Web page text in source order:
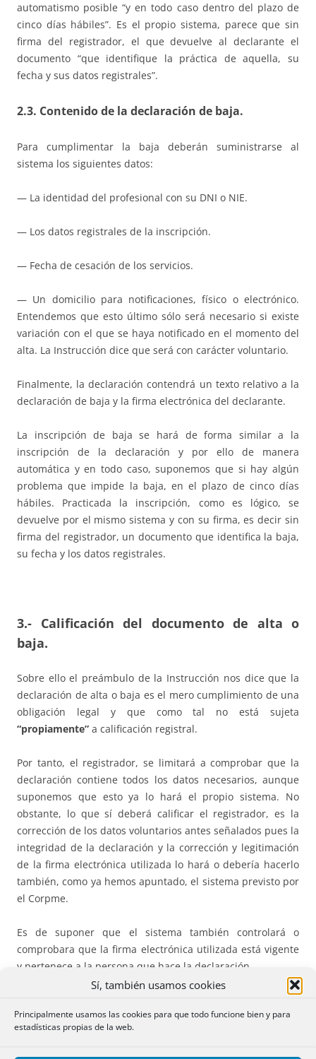
Sí, también usamos cookies
Principalmente usamos las cookies para que todo funcione bien y para
estadísticas propias de la web.
automatismo posible “y en todo caso dentro del plazo de
cinco días hábiles”. Es el propio sistema, parece que sin
firma del registrador, el que devuelve al declarante el
documento “que identifique la práctica de aquella, su
fecha y sus datos registrales”.
2.3. Contenido de la declaración de baja.
Para cumplimentar la baja deberán suministrarse al
sistema los siguientes datos:
— La identidad del profesional con su DNI o NIE.
— Los datos registrales de la inscripción.
— Fecha de cesación de los servicios.
— Un domicilio para notificaciones, físico o electrónico.
Entendemos que esto último sólo será necesario si existe
variación con el que se haya notificado en el momento del
alta. La Instrucción dice que será con carácter voluntario.
Finalmente, la declaración contendrá un texto relativo a la
declaración de baja y la firma electrónica del declarante.
La inscripción de baja se hará de forma similar a la
inscripción de la declaración y por ello de manera
automática y en todo caso, suponemos que si hay algún
problema que impide la baja, en el plazo de cinco días
hábiles. Practicada la inscripción, como es lógico, se
devuelve por el mismo sistema y con su firma, es decir sin
firma del registrador, un documento que identifica la baja,
su fecha y los datos registrales.
3.- Calificación del documento de alta o
baja.
Sobre ello el preámbulo de la Instrucción nos dice que la
declaración de alta o baja es el mero cumplimiento de una
obligación legal y que como tal no está sujeta
“propiamente” a calificación registral.
Por tanto, el registrador, se limitará a comprobar que la
declaración contiene todos los datos necesarios, aunque
suponemos que esto ya lo hará el propio sistema. No
obstante, lo que sí deberá calificar el registrador, es la
corrección de los datos voluntarios antes señalados pues la
integridad de la declaración y la corrección y legitimación
de la firma electrónica utilizada lo hará o debería hacerlo
también, como ya hemos apuntado, el sistema previsto por
el Corpme.
Es de suponer que el sistema también controlará o
comprobara que la firma electrónica utilizada está vigente
y pertenece a la persona que hace la declaración.
4.- Plazo para realizar la inscripción.